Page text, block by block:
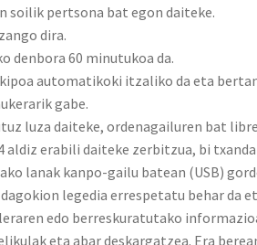
soilik pertsona bat egon daiteke.
dira.
denbora 60 minutukoa da.
automatikoki itzaliko da eta
gabe.
luza daiteke, ordenagailuren bat
aldiz erabili daiteke zerbitzua, bi
lanak kanpo-gailu batean (USB)
legedia errespetatu behar da
edo berreskuratutako
eta abar deskargatzea. Era